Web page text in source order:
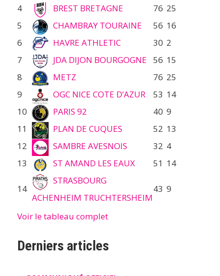
4
BREST BRETAGNE 76 25
5
CHAMBRAY TOURAINE 56 16
6
HAVRE ATHLETIC 30 2
7
JDA DIJON BOURGOGNE 56 15
8
METZ 76 25
9
OGC NICE COTE D’AZUR 53 14
10
PARIS 92 40 9
11
PLAN DE CUQUES 52 13
12
SAMBRE AVESNOIS 32 4
13
ST AMAND LES EAUX 51 14
14
STRASBOURG
ACHENHEIM TRUCHTERSHEIM
43 9
Voir le tableau complet
Derniers articles